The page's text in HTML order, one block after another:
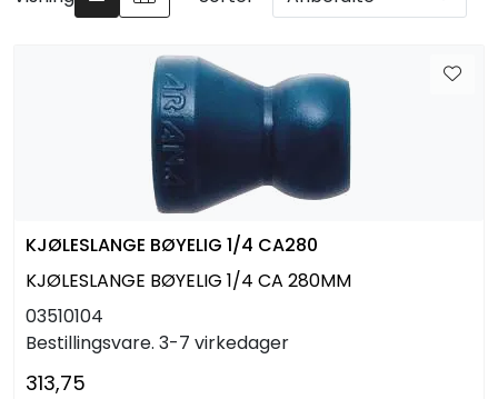
KJØLESLANGE BØYELIG 1/4 CA280
KJØLESLANGE BØYELIG 1/4 CA 280MM
03510104
Bestillingsvare. 3-7 virkedager
313,75
Arbeidsplassen
Kontor og kantineprodukter